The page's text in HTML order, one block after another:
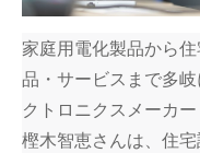
家庭用電化製品から
品・サービスまで多
クトロニクスメーカー
樫木智恵さんは、住